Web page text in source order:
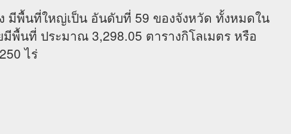
มีพื้นที่ใหญ่เป็น อันดับที่ 59 ของจังหวัด ทั้งหมดใน
มีพื้นที่ ประมาณ 3,298.05 ตารางกิโลเมตร หรือ
ไร่